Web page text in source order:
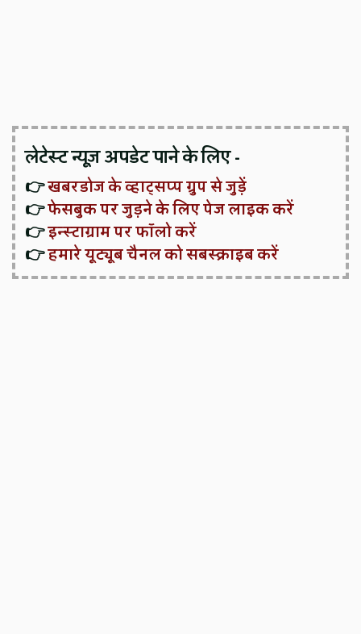
लेटेस्ट न्यूज़ अपडेट पाने के लिए -
👉खबरडोज के व्हाट्सप्प ग्रुप से जुड़ें
👉फेसबुक पर जुड़ने के लिए पेज लाइक करें
👉इन्स्टाग्राम पर फॉलो करें
👉हमारे यूट्यूब चैनल को सबस्क्राइब करें